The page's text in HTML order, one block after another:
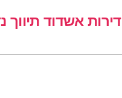
דירות אשדוד תיווך